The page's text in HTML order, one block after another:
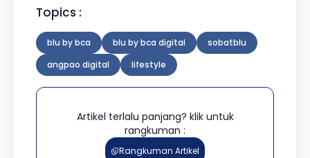
Topics :
blu by bca blu by bca digital
sobatblu
angpao digital
lifestyle
Artikel terlalu panjang? klik untuk
rangkuman :
Rangkuman Artikel